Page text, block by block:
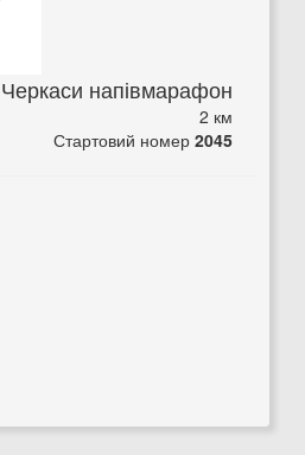
напівмарафон
2 км
Стартовий номер 2045